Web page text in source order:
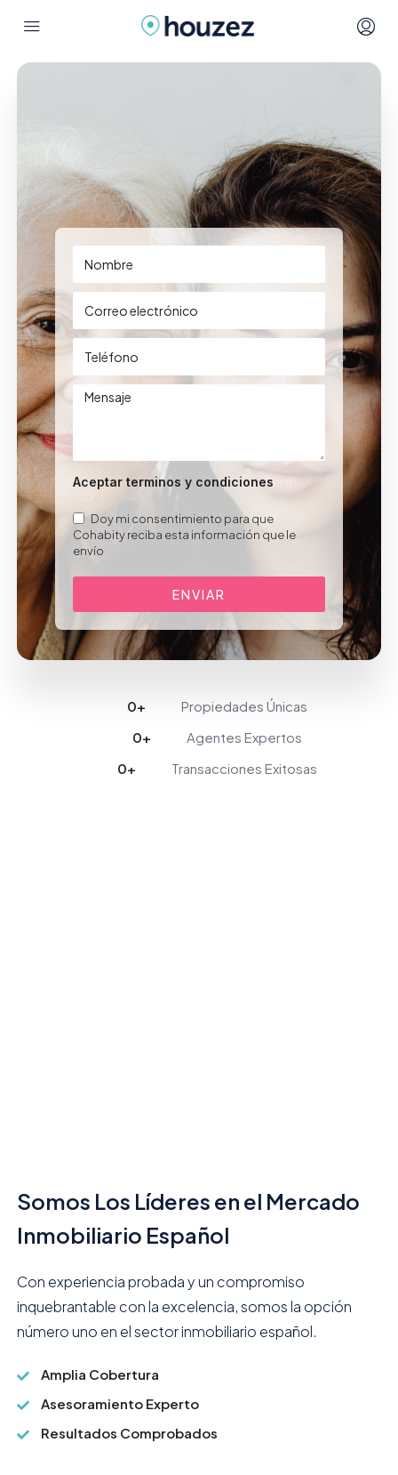
Aceptar terminos y condiciones
Doy mi consentimiento para que
Cohabity reciba esta información que le
envío
ENVIAR
0+
Propiedades Únicas
0+
Agentes Expertos
0+ Transacciones Exitosas
Somos Los Líderes en el Mercado
Inmobiliario Español
Con experiencia probada y un compromiso
inquebrantable con la excelencia, somos la opción
número uno en el sector inmobiliario español.
Amplia Cobertura
Asesoramiento Experto
Resultados Comprobados